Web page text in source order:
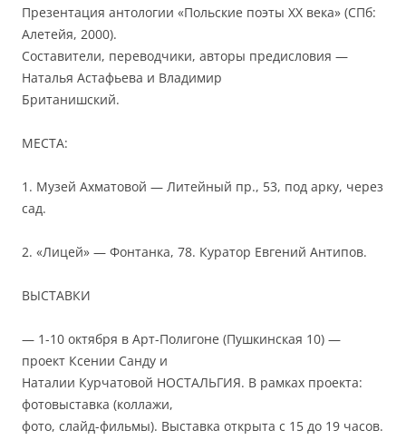
Презентация антологии «Польские поэты XX века» (СПб:
Алетейя, 2000).
Составители, переводчики, авторы предисловия —
Наталья Астафьева и Владимир
Британишский.
МЕСТА:
1. Музей Ахматовой — Литейный пр., 53, под арку, через
сад.
2. «Лицей» — Фонтанка, 78. Куратор Евгений Антипов.
ВЫСТАВКИ
— 1-10 октября в Арт-Полигоне (Пушкинская 10) —
проект Ксении Санду и
Наталии Курчатовой НОСТАЛЬГИЯ. В рамках проекта:
фотовыставка (коллажи,
фото, слайд-фильмы). Выставка открыта с 15 до 19 часов.